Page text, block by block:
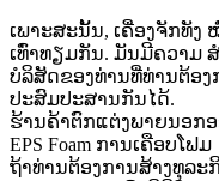
ເພາະສະນັ້ນ, ເຄື່ອງຈັກທັງ
ເທົ່າທຽມກັນ. ມັນມີຄວາມ
ບໍລິສັດຂອງທ່ານທີ່ທ່ານຕ້ອ
ປະສົມປະສານກັນໄດ້.
ຮ້ານຄ້າຕົກແຕ່ງພາຍນອກ
EPS Foam ການເຄືອບໂຟມ
ຖ້າທ່ານຕ້ອງການສ້າງທຸລ